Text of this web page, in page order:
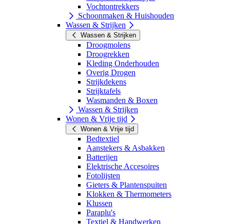
Vochtontrekkers
Schoonmaken & Huishouden
Wassen & Strijken
Wassen & Strijken
Droogmolens
Droogrekken
Kleding Onderhouden
Overig Drogen
Strijkdekens
Strijktafels
Wasmanden & Boxen
Wassen & Strijken
Wonen & Vrije tijd
Wonen & Vrije tijd
Bedtextiel
Aanstekers & Asbakken
Batterijen
Elektrische Accesoires
Fotolijsten
Gieters & Plantenspuiten
Klokken & Thermometers
Klussen
Paraplu's
Textiel & Handwerken